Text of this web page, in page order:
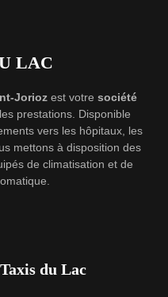
LAC
Joriozest votre société
prestations. Disponible
vers les hôpitaux, les
mettons à disposition des
de climatisation et de
du Lac